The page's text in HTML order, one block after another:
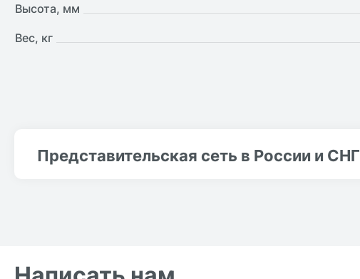
Высота, мм
Вес, кг
Представительская сеть в России и СНГ